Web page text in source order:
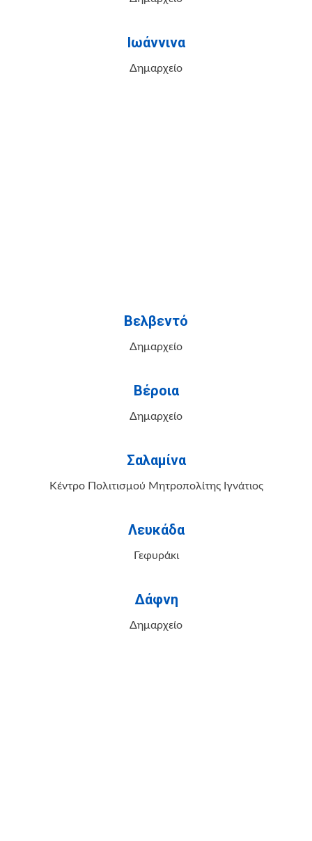
Ιωάννινα
Δημαρχείο
Βελβεντό
Δημαρχείο
Βέροια
Δημαρχείο
Σαλαμίνα
Κέντρο Πολιτισμού Μητροπολίτης Ιγνάτιος
Λευκάδα
Γεφυράκι
Δάφνη
Δημαρχείο